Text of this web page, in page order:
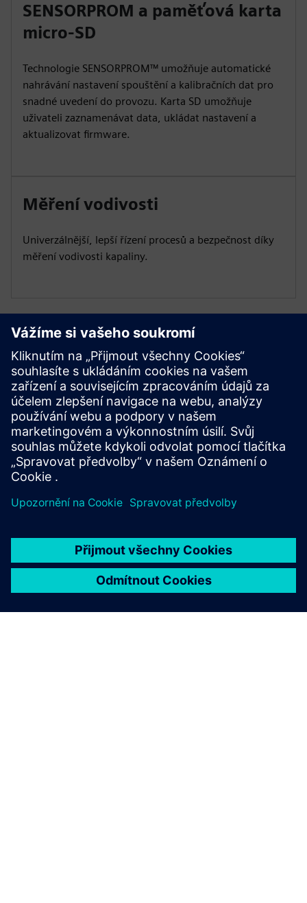
SENSORPROM a paměťová karta
micro-SD
Technologie SENSORPROM™ umožňuje automatické
nahrávání nastavení spouštění a kalibračních dat pro
snadné uvedení do provozu. Karta SD umožňuje
uživateli zaznamenávat data, ukládat nastavení a
aktualizovat firmware.
Měření vodivosti
Univerzálnější, lepší řízení procesů a bezpečnost díky
měření vodivosti kapaliny.
Další zdroje
Návod k obsluze
SITRANS FMS400